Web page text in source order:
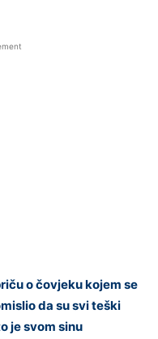
o čovjeku kojem se
da su svi teški
je svom sinu